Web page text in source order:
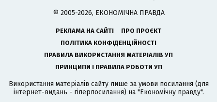
© 2005-2026, ЕКОНОМІЧНА ПРАВДА
РЕКЛАМА НА САЙТІ
ПРО ПРОЄКТ
ПОЛІТИКА КОНФІДЕНЦІЙНОСТІ
ПРАВИЛА ВИКОРИСТАННЯ МАТЕРІАЛІВ УП
ПРИНЦИПИ І ПРАВИЛА РОБОТИ УП
Використання матеріалів сайту лише за умови посилання (для
інтернет-видань - гіперпосилання) на "Економічну правду".